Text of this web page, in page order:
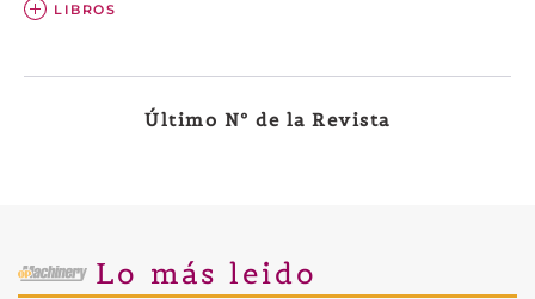
LIBROS
Último Nº de la Revista
Lo más leido